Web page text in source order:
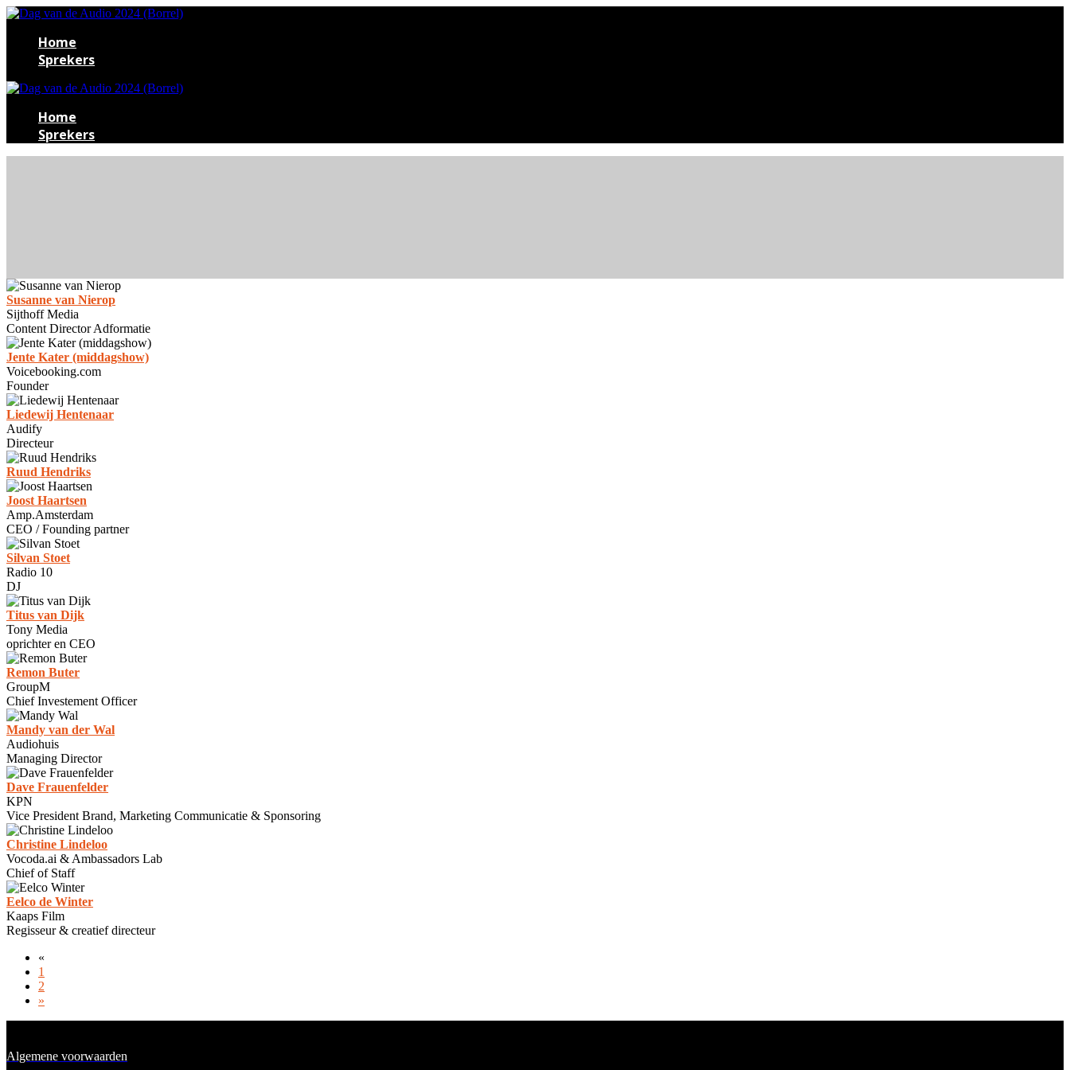
Home
Sprekers
Home
Sprekers
Susanne van Nierop
Sijthoff Media
Content Director Adformatie
Jente Kater (middagshow)
Voicebooking.com
Founder
Liedewij Hentenaar
Audify
Directeur
Ruud Hendriks
Joost Haartsen
Amp.Amsterdam
CEO / Founding partner
Silvan Stoet
Radio 10
DJ
Titus van Dijk
Tony Media
oprichter en CEO
Remon Buter
GroupM
Chief Investement Officer
Mandy van der Wal
Audiohuis
Managing Director
Dave Frauenfelder
KPN
Vice President Brand, Marketing Communicatie & Sponsoring
Christine Lindeloo
Vocoda.ai & Ambassadors Lab
Chief of Staff
Eelco de Winter
Kaaps Film
Regisseur & creatief directeur
«
1
2
»
Algemene voorwaarden